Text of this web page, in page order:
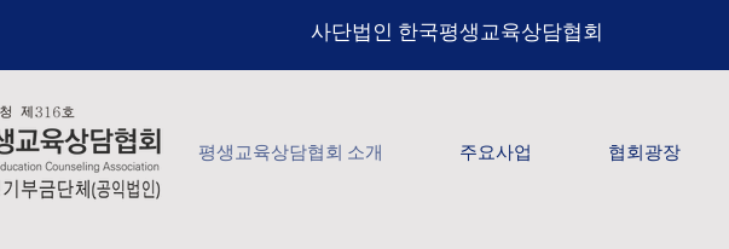
​사단법인 한국평생교육상담협회
평생교육상담협회 소개 주요사업 협회광장